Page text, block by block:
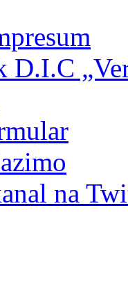
D.I.C
na